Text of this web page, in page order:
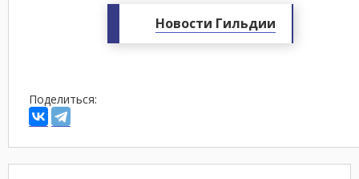
Новости Гильдии
Поделиться: